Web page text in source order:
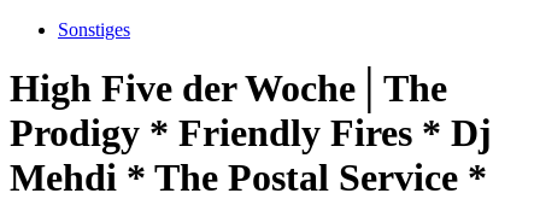
Sonstiges
High Five der Woche│The
Prodigy * Friendly Fires * Dj
Mehdi * The Postal Service *